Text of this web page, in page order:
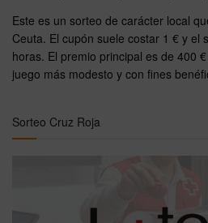
Este es un sorteo de carácter local
Ceuta. El cupón suele costar 1 € y el
horas. El premio principal es de 400
juego más modesto y con fines
Sorteo Cruz Roja